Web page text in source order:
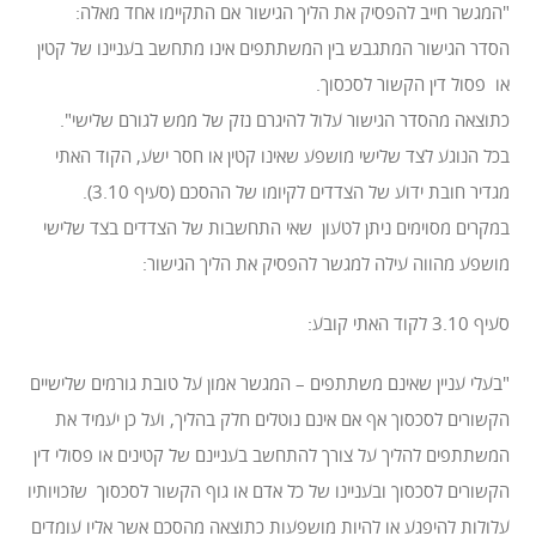
"המגשר חייב להפסיק את הליך הגישור אם התקיימו אחד מאלה:
הסדר הגישור המתגבש בין המשתתפים אינו מתחשב בעניינו של קטין
או פסול דין הקשור לסכסוך.
כתוצאה מהסדר הגישור עלול להיגרם נזק של ממש לגורם שלישי".
בכל הנוגע לצד שלישי מושפע שאינו קטין או חסר ישע, הקוד האתי
מגדיר חובת ידוע של הצדדים לקיומו של ההסכם (סעיף 3.10).
במקרים מסוימים ניתן לטעון שאי התחשבות של הצדדים בצד שלישי
מושפע מהווה עילה למגשר להפסיק את הליך הגישור:
סעיף 3.10 לקוד האתי קובע:
"בעלי עניין שאינם משתתפים – המגשר אמון על טובת גורמים שלישיים
הקשורים לסכסוך אף אם אינם נוטלים חלק בהליך, ועל כן יעמיד את
המשתתפים להליך על צורך להתחשב בעניינם של קטינים או פסולי דין
הקשורים לסכסוך ובעניינו של כל אדם או גוף הקשור לסכסוך שזכויותיו
עלולות להיפגע או להיות מושפעות כתוצאה מהסכם אשר אליו עומדים